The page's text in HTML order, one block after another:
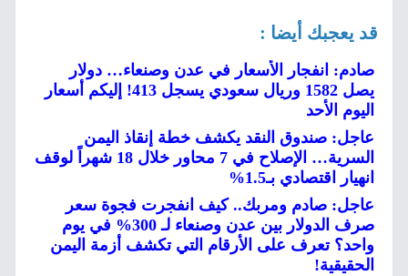
قد يعجبك أيضا :
صادم: انفجار الأسعار في عدن وصنعاء… دولار
يصل 1582 وريال سعودي يسجل 413! إليكم أسعار
اليوم الأحد
عاجل: صندوق النقد يكشف خطة إنقاذ اليمن
السرية… الإصلاح في 7 محاور خلال 18 شهراً لوقف
انهيار اقتصادي بـ1.5%
عاجل: صادم ومربك.. كيف انفجرت فجوة سعر
صرف الدولار بين عدن وصنعاء لـ 300% في يوم
واحد؟ تعرف على الأرقام التي تكشف أزمة اليمن
الحقيقية!